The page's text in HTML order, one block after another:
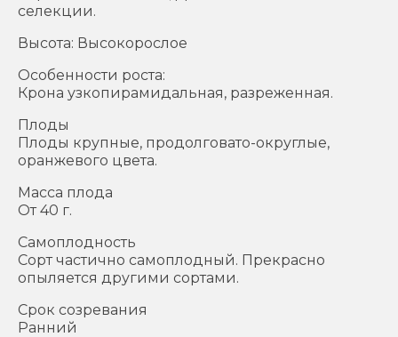
селекции.
Высота: Высокорослое
Особенности роста:
Крона узкопирамидальная, разреженная.
Плоды
Плоды крупные, продолговато-округлые,
оранжевого цвета.
Масса плода
От 40 г.
Самоплодность
Сорт частично самоплодный. Прекрасно
опыляется другими сортами.
Срок созревания
Ранний